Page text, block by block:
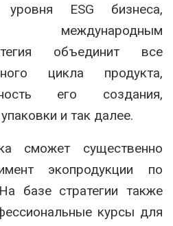
ESG бизнеса,
международным
объединит все
цикла продукта,
его создания,
и так далее.
сможет существенно
экопродукции по
базе стратегии также
курсы для